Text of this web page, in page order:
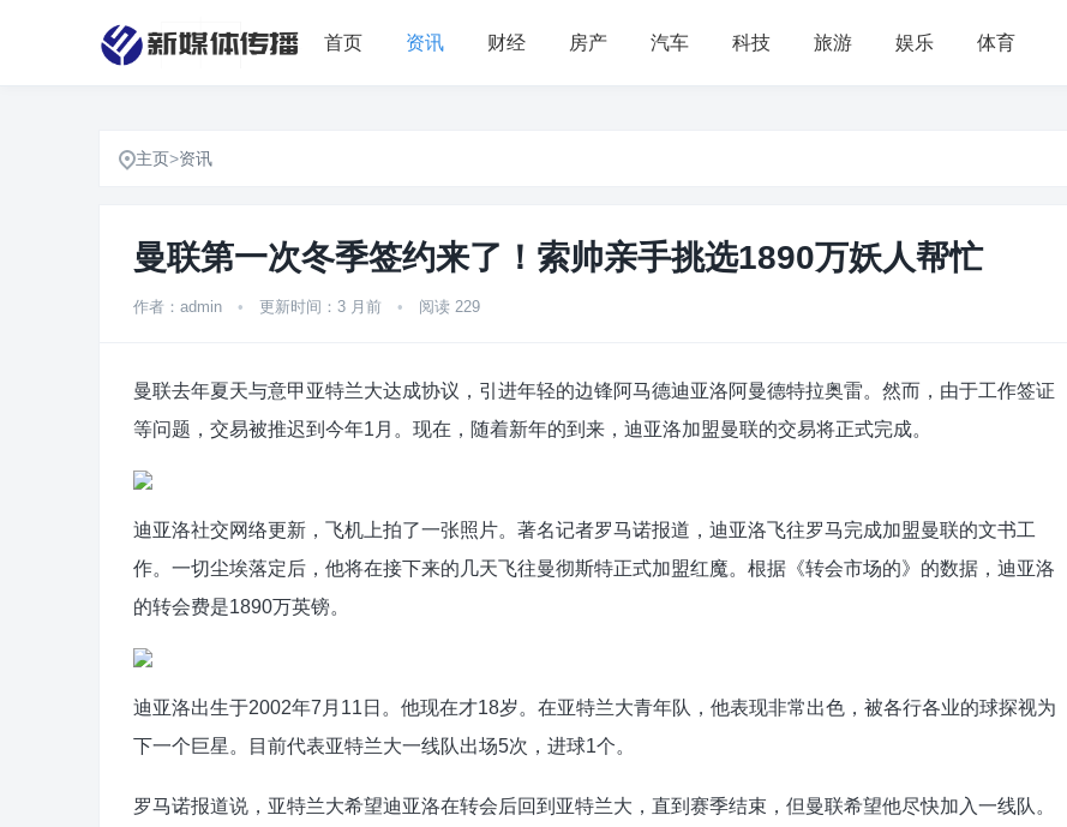
首页 资讯 财经 房产 汽车 科技 旅游 娱乐 体育
主页>资讯
曼联第一次冬季签约来了！索帅亲手挑选1890万妖人帮忙
作者：admin • 更新时间：3 月前 • 阅读 229
曼联去年夏天与意甲亚特兰大达成协议，引进年轻的边锋阿马德迪亚洛阿曼德特拉奥雷。然而，由于工作签证
等问题，交易被推迟到今年1月。现在，随着新年的到来，迪亚洛加盟曼联的交易将正式完成。
迪亚洛社交网络更新，飞机上拍了一张照片。著名记者罗马诺报道，迪亚洛飞往罗马完成加盟曼联的文书工
作。一切尘埃落定后，他将在接下来的几天飞往曼彻斯特正式加盟红魔。根据《转会市场的》的数据，迪亚洛
的转会费是1890万英镑。
迪亚洛出生于2002年7月11日。他现在才18岁。在亚特兰大青年队，他表现非常出色，被各行各业的球探视为
下一个巨星。目前代表亚特兰大一线队出场5次，进球1个。
罗马诺报道说，亚特兰大希望迪亚洛在转会后回到亚特兰大，直到赛季结束，但曼联希望他尽快加入一线队。